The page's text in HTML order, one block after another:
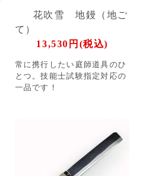
花吹雪 地鏝（地ご
て）
13,530円(税込)
常に携行したい庭師道具のひ
とつ。技能士試験指定対応の
一品です！